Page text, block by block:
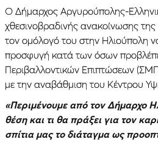
Ο Δήμαρχος Αργυρούπολης-
χθεσινοβραδινής ανακοίνωσης
τον ομόλογό του στην Ηλιούπολη
προσφυγή κατά των όσων
Περιβαλλοντικών Επιπτώσεων
με την αναβάθμιση του Κέντρου
«Περιμένουμε από τον Δήμαρχο
θέση και τι θα πράξει για τον
σπίτια μας το διάταγμα ως